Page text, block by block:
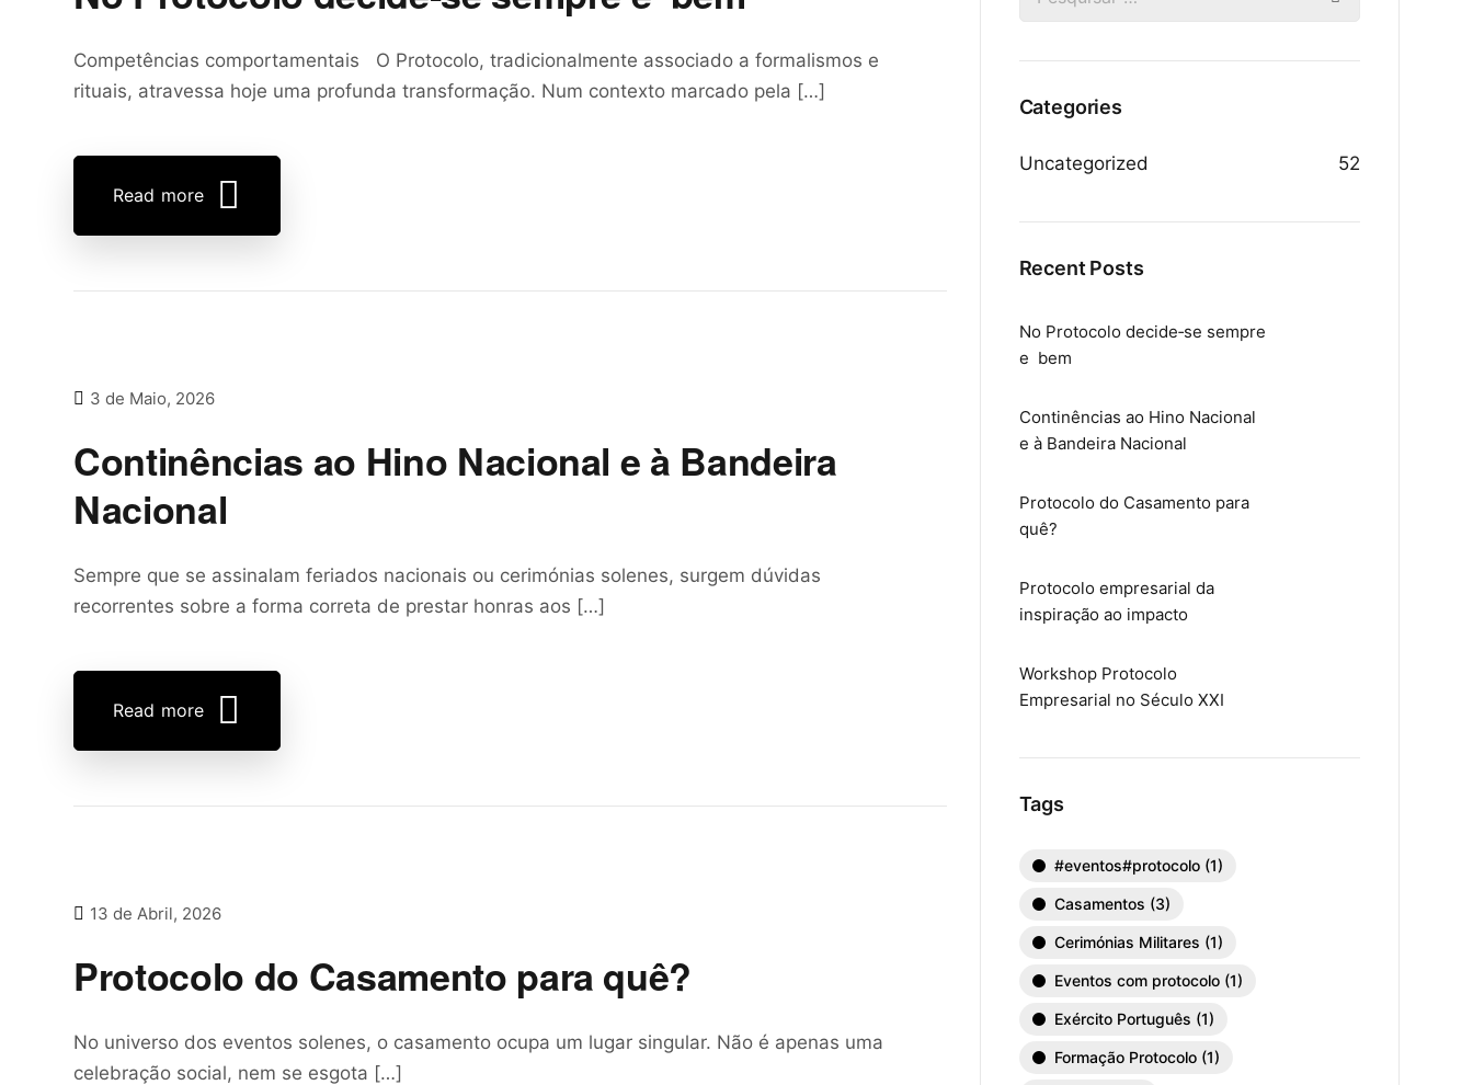
Competências comportamentais O Protocolo, tradicionalmente associado a formalismos e
rituais, atravessa hoje uma profunda transformação. Num contexto marcado pela […]
Read more
3 de Maio, 2026
Continências ao Hino Nacional e à Bandeira
Nacional
Sempre que se assinalam feriados nacionais ou cerimónias solenes, surgem dúvidas
recorrentes sobre a forma correta de prestar honras aos […]
Read more
13 de Abril, 2026
Protocolo do Casamento para quê?
No universo dos eventos solenes, o casamento ocupa um lugar singular. Não é apenas uma
celebração social, nem se esgota […]
Categories
Uncategorized 52
Recent Posts
No Protocolo decide‑se sempre
e bem
Continências ao Hino Nacional
e à Bandeira Nacional
Protocolo do Casamento para
quê?
Protocolo empresarial da
inspiração ao impacto
Workshop Protocolo
Empresarial no Século XXI
Tags
#eventos#protocolo(1)
Casamentos (3)
Cerimónias Militares (1)
Eventos com protocolo(1)
Exército Português (1)
Formação Protocolo(1)